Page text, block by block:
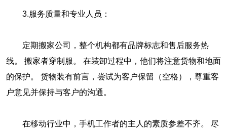
3.服务质量和专业人员：
定期搬家公司，整个机构都有品牌标志和售后服务热
线。 搬家者穿制服。 在装卸过程中，他们将注意货物和地面
的保护。 货物装有前言，尝试为客户保留（空格），尊重客
户意见并保持与客户的沟通。
在移动行业中，手机工作者的主人的素质参差不齐。 尽